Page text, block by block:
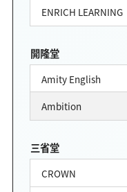
ENRICH LEARNING
開隆堂
Amity English
Ambition
三省堂
CROWN